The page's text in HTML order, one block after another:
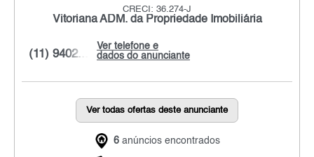
CRECI: 36.274-J
Vitoriana ADM. da Propriedade Imobiliária
Ver telefone e
dados do anunciante
(11) 9402...
Ver todas ofertas deste anunciante
6 anúncios encontrados